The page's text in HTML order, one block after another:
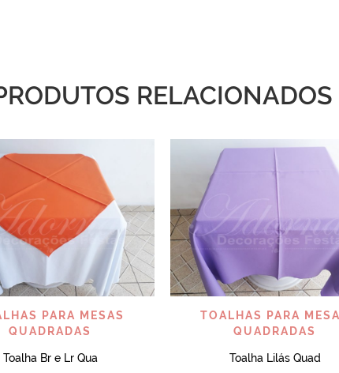
RELACIONADOS
VISUALIZAR
PARA MESAS
QUADRADAS
Toalha Br e Lr Qua
VISUALIZAR
TOALHAS PARA
QUADRADAS
Toalha Lilás Quad